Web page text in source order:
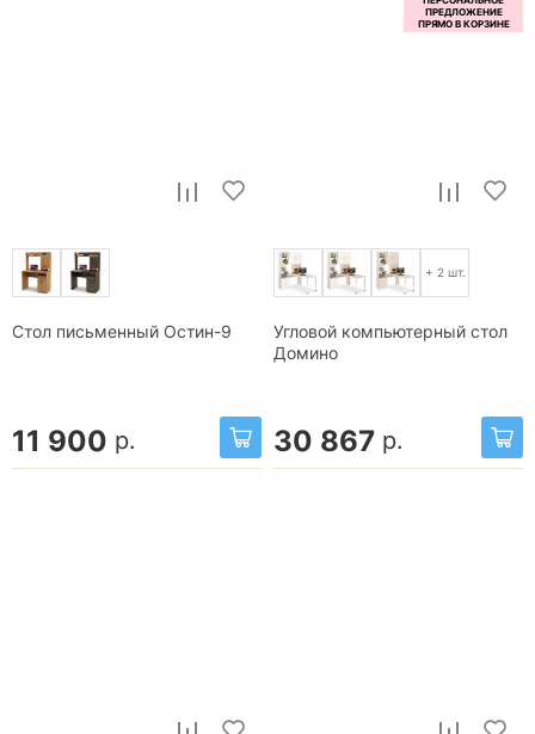
Стол письменный Остин-9
11 900 р.
+ 2 шт.
Угловой компьютерный стол
Домино
30 867 р.